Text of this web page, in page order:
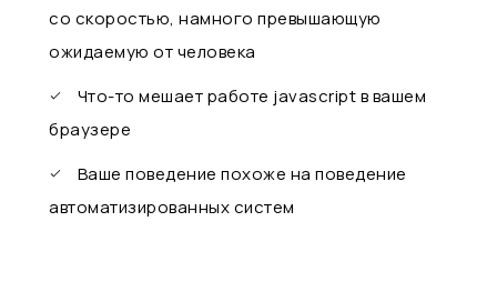
со скоростью, намного превышающую
ожидаемую от человека
Что-то мешает работе javascript в вашем
браузере
Ваше поведение похоже на поведение
автоматизированных систем